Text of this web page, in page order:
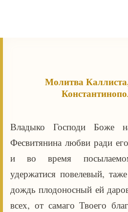
Молитва
Владыко Господи Боже
Фесвитянина любви ради
и во время
удержатися повелевый,
дождь плодоносный ей
всех, от самаго Твоего